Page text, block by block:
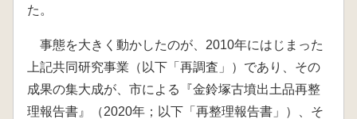
た。
事態を大きく動かしたのが、2010年にはじまった
上記共同研究事業（以下「再調査」）であり、その
成果の集大成が、市による『金鈴塚古墳出土品再整
理報告書』（2020年；以下「再整理報告書」）、そ